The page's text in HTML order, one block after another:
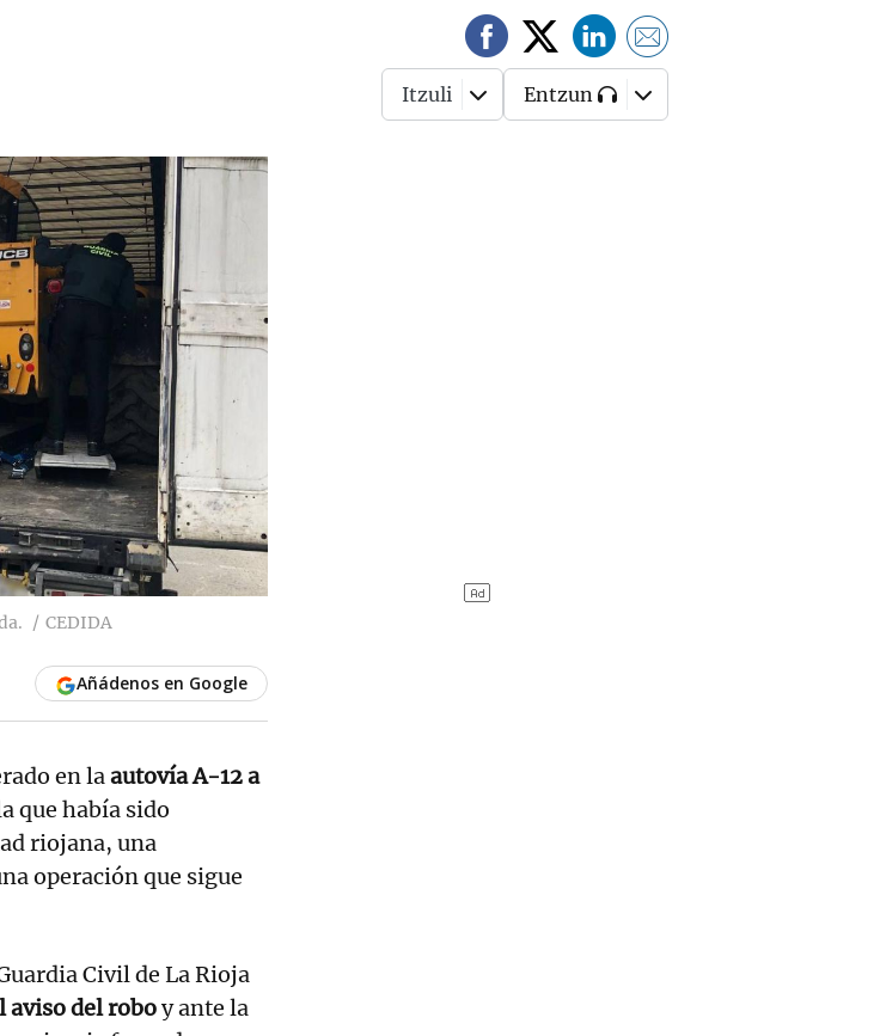
Itzuli Entzun
CEDIDA
Añádenos en Google
en laautovía A-12 a
que había sido
riojana, una
operación que sigue
Civil de La Rioja
aviso del roboy ante la